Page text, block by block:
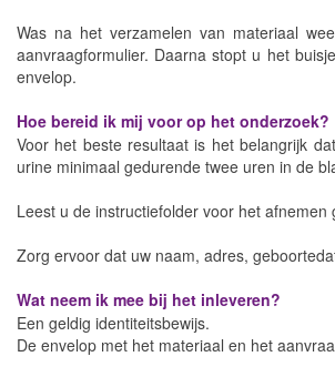
Was na het verzamelen van materiaal
aanvraagformulier. Daarna stopt u het
envelop.
Hoe bereid ik mij voor op het onderzoek?
Voor het beste resultaat is het belangrijk
urine minimaal gedurende twee uren in de
Leest u de instructiefolder voor het afnemen
Zorg ervoor dat uw naam, adres,
Wat neem ik mee bij het inleveren?
Een geldig identiteitsbewijs.
De envelop met het materiaal en het